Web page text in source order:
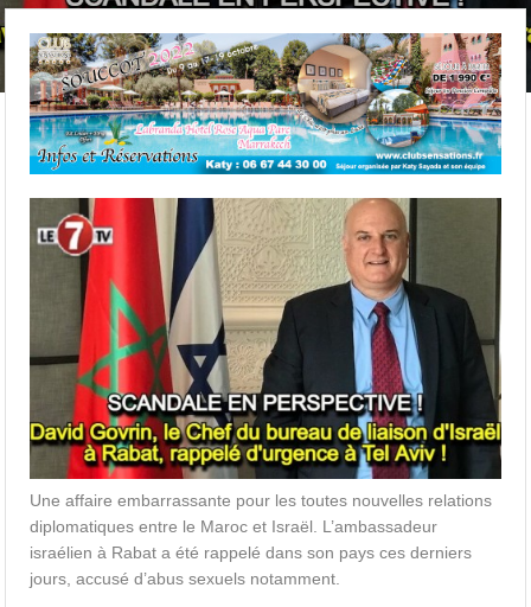
Une affaire embarrassante pour les toutes nouvelles relations
diplomatiques entre le Maroc et Israël. L’ambassadeur
israélien à Rabat a été rappelé dans son pays ces derniers
jours, accusé d’abus sexuels notamment.